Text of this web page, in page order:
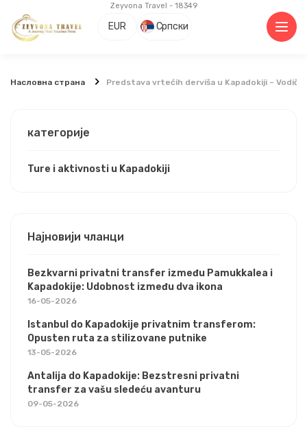
Zeyvona Travel - 18349
EUR Српски
Насловна страна Predstava vrtećih derviša u Kapadokiji – Vodič
категорије
Ture i aktivnosti u Kapadokiji
Најновији чланци
Bezkvarni privatni transfer između Pamukkalea i
Kapadokije: Udobnost između dva ikona
16-05-2026
Istanbul do Kapadokije privatnim transferom:
Opusten ruta za stilizovane putnike
13-05-2026
Antalija do Kapadokije: Bezstresni privatni
transfer za vašu sledeću avanturu
09-05-2026